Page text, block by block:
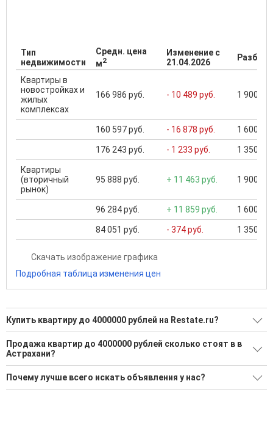
Тип
недвижимости
Средн. цена
м2
Изменение с
21.04.2026
Квартиры в
новостройках и
жилых
комплексах
166 986 руб. - 10 489 руб. 1 900
160 597 руб. - 16 878 руб. 1 600
176 243 руб. - 1 233 руб. 1 350
Квартиры
(вторичный
рынок)
95 888 руб. + 11 463 руб. 1 900
96 284 руб. + 11 859 руб. 1 600
84 051 руб. - 374 руб. 1 350
Скачать изображение графика
Подробная таблица изменения цен
Купить квартиру до 4000000 рублей на Restate.ru?
Ищите, как Купить квартиру до 4000000 рублей?
548 актуальных и проверенных объявлений
Воспользуйтесь нашим поиском по новостройкам, для
подбора подходящего вам варианта
Продажа квартир до 4000000 рублей сколько стоят в в
Астрахани?
Средняя площадь: 52.3 кв.м.
Почему лучше всего искать объявления у нас?